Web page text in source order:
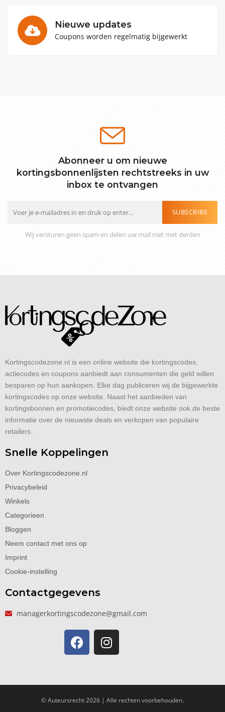
Nieuwe updates
Coupons worden regelmatig bijgewerkt
Abonneer u om nieuwe
kortingsbonnenlijsten rechtstreeks in uw
inbox te ontvangen
SUBSCRIBE
Wij versturen geen spam en delen uw mail niet met derden
Kortingscodezone.nl is een online website die kortingscodes,
actiecodes en coupons aanbiedt aan consumenten die geld willen
besparen op hun aankopen. Elke dag publiceren wij de bijgewerkte
kortingscodes op onze website. Naast het aanbieden van
kortingsbonnen en promotiecodes, biedt onze website ook de beste
informatie over de nieuwste deals en verkopen van populaire
retailers.
Snelle Koppelingen
Over Kortingscodezone.nl
Privacybeleid
Winkels
Categorieen
Bloggen
Neem contact met ons op
Imprint
Cookie-instelling
Contactgegevens
managerkortingscodezone@gmail.com
© Auteursrecht 2026 | Alle rechten voorbehouden.